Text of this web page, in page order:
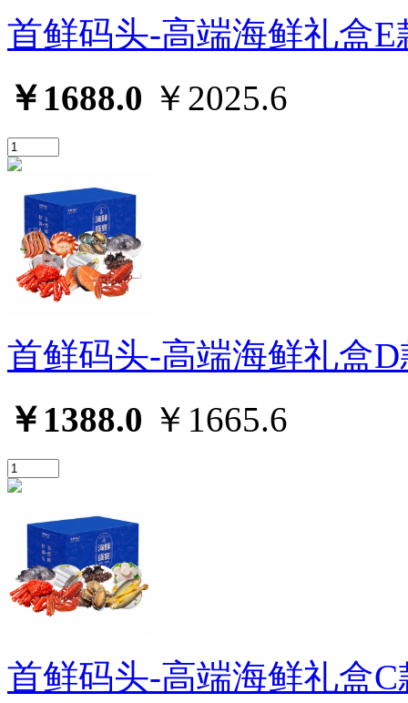
首鲜码头-高端海鲜礼盒E
￥1688.0 ￥2025.6
首鲜码头-高端海鲜礼盒D
￥1388.0 ￥1665.6
首鲜码头-高端海鲜礼盒C